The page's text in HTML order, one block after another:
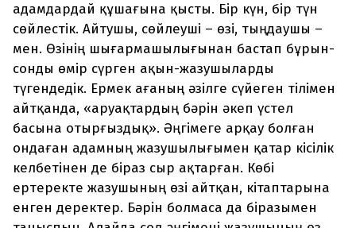
адамдардай құшағына қысты. Бір күн, бір түн
сөйлестік. Айтушы, сөйлеуші – өзі, тыңдаушы –
мен. Өзінің шығармашылығынан бастап бұрын-
сонды өмір сүрген ақын-жазушыларды
түгендедік. Ермек ағаның әзілге сүйеген тілімен
айтқанда, «аруақтардың бәрін әкеп үстел
басына отырғыздық». Әңгімеге арқау болған
ондаған адамның жазушылығымен қатар кісілік
келбетінен де біраз сыр ақтарған. Көбі
ертеректе жазушының өзі айтқан, кітаптарына
енген деректер. Бәрін болмаса да біразымен